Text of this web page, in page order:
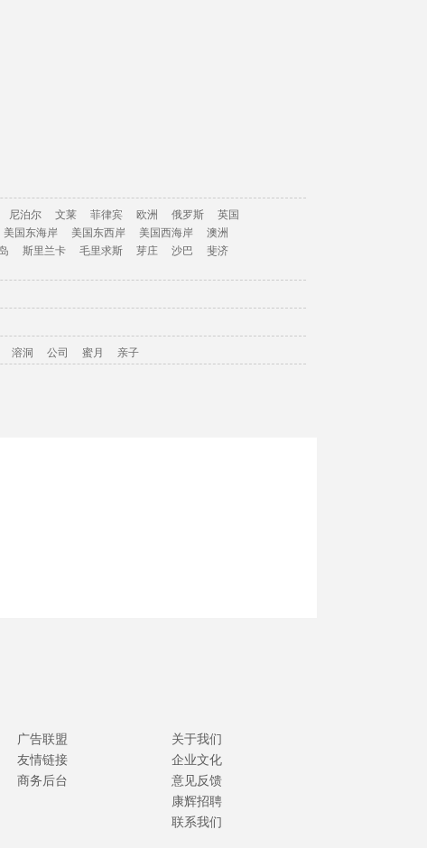
尼泊尔 文莱 菲律宾 欧洲 俄罗斯
英国
美国东海岸 美国东西岸 美国西海岸
澳洲
斯里兰卡 毛里求斯 芽庄 沙巴
斐济
溶洞 公司 蜜月 亲子
广告联盟
友情链接
商务后台
关于我们
企业文化
意见反馈
康辉招聘
联系我们